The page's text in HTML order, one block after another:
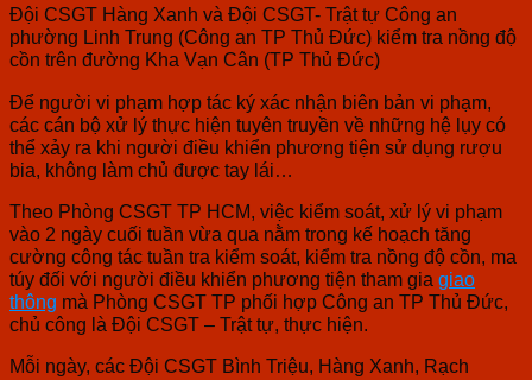
Đội CSGT Hàng Xanh và Đội CSGT- Trật tự Công an
phường Linh Trung (Công an TP Thủ Đức) kiểm tra nồng độ
cồn trên đường Kha Vạn Cân (TP Thủ Đức)
Để người vi phạm hợp tác ký xác nhận biên bản vi phạm,
các cán bộ xử lý thực hiện tuyên truyền về những hệ lụy có
thể xảy ra khi người điều khiển phương tiện sử dụng rượu
bia, không làm chủ được tay lái…
Theo Phòng CSGT TP HCM, việc kiểm soát, xử lý vi phạm
vào 2 ngày cuối tuần vừa qua nằm trong kế hoạch tăng
cường công tác tuần tra kiểm soát, kiểm tra nồng độ cồn, ma
túy đối với người điều khiển phương tiện tham gia giao
thông mà Phòng CSGT TP phối hợp Công an TP Thủ Đức,
chủ công là Đội CSGT – Trật tự, thực hiện.
Mỗi ngày, các Đội CSGT Bình Triệu, Hàng Xanh, Rạch